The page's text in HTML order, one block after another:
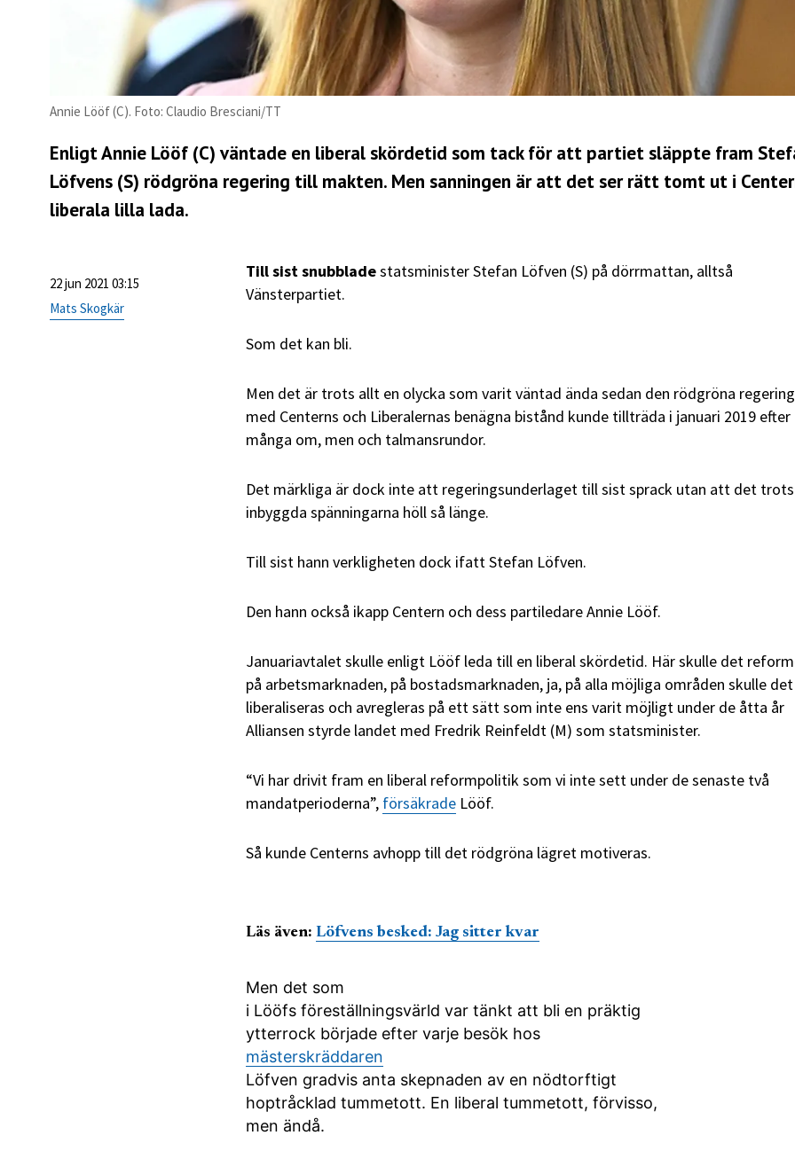
Annie Lööf (C). Foto: Claudio Bresciani/TT
Enligt Annie Lööf (C)väntade en liberal skördetid som tack för att partiet släppte fram
Löfvens (S) rödgröna regering till makten. Men sanningen är att det ser rätt tomt ut i
liberala lilla lada.
22 jun 2021 03:15
Mats Skogkär
Till sist snubbladestatsminister Stefan Löfven (S) på dörrmattan, alltså
Vänsterpartiet.
Som det kan bli.
Men det är trots allt en olycka som varit väntad ända sedan den rödgröna
med Centerns och Liberalernas benägna bistånd kunde tillträda i januari 2019 efter
många om, men och talmansrundor.
Det märkliga är dock inte att regeringsunderlaget till sist sprack utan att det
inbyggda spänningarna höll så länge.
Till sist hann verkligheten dock ifatt Stefan Löfven.
Den hann också ikapp Centern och dess partiledare Annie Lööf.
Januariavtalet skulle enligt Lööf leda till en liberal skördetid. Här skulle det
på arbetsmarknaden, på bostadsmarknaden, ja, på alla möjliga områden skulle det
liberaliseras och avregleras på ett sätt som inte ens varit möjligt under de åtta år
Alliansen styrde landet med Fredrik Reinfeldt (M) som statsminister.
“Vi har drivit fram en liberal reformpolitik som vi inte sett under de senaste två
mandatperioderna”, försäkrade Lööf.
Så kunde Centerns avhopp till det rödgröna lägret motiveras.
Läs även: Löfvens besked: Jag sitter kvar
Men det som
i Lööfs föreställningsvärld var tänkt att bli en präktig
ytterrock började efter varje besök hos
mästerskräddaren
Löfven gradvis anta skepnaden av en nödtorftigt
hoptråcklad tummetott. En liberal tummetott, förvisso,
men ändå.